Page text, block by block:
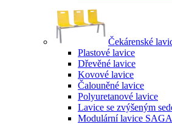
Čekárenské
Plastové lavice
Dřevěné lavice
Kovové lavice
Čalouněné lavice
Polyuretanové lavice
Lavice se zvýšeným
Modulární lavice SAGA